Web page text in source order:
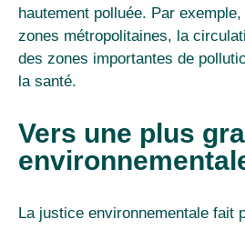
hautement polluée. Par
zones métropolitaines, la
des zones importantes de
la santé.
Vers une plus
La justice environnementale fait